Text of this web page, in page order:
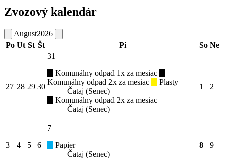
Zvozový kalendár
August2026
Po Ut St Št Pi So Ne
27 28 29 30
31
Komunálny odpad 1x za mesiac
Komunálny odpad 2x za mesiac
Plasty
Čataj (Senec)
Komunálny odpad 2x za mesiac
Čataj (Senec)
1 2
3 4 5 6
7
Papier
Čataj (Senec)
8 9